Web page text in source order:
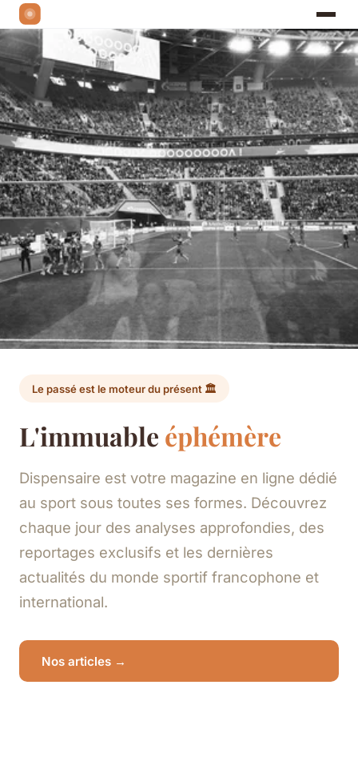
Le passé est le moteur du présent 🏛️
L'immuable éphémère
Dispensaire est votre magazine en ligne dédié
au sport sous toutes ses formes. Découvrez
chaque jour des analyses approfondies, des
reportages exclusifs et les dernières
actualités du monde sportif francophone et
international.
Nos articles →